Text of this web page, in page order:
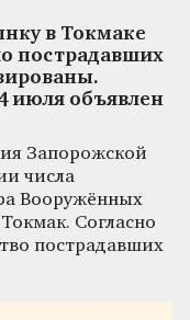
в Токмаке
пострадавших
июля объявлен
Запорожской
числа
Вооружённых
Согласно
пострадавших